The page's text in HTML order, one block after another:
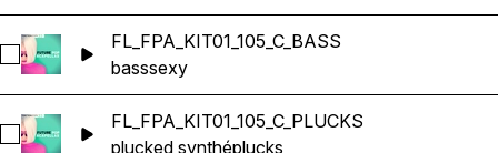
Sélectionnez FL_FPA_KIT01_105_C_BASS
FL_FPA_KIT01_105_C_BASS
basssexy
Sélectionnez FL_FPA_KIT01_105_C_PLUCKS
FL_FPA_KIT01_105_C_PLUCKS
plucked synthéplucks